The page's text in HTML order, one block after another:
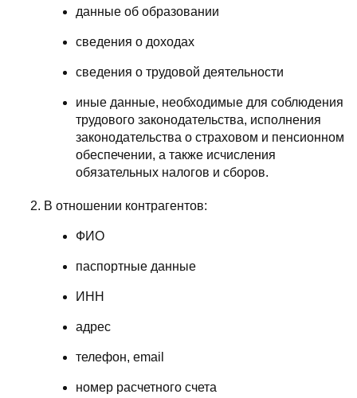
данные об образовании
сведения о доходах
сведения о трудовой деятельности
иные данные, необходимые для соблюдения
трудового законодательства, исполнения
законодательства о страховом и пенсионном
обеспечении, а также исчисления
обязательных налогов и сборов.
В отношении контрагентов:
ФИО
паспортные данные
ИНН
адрес
телефон, email
номер расчетного счета